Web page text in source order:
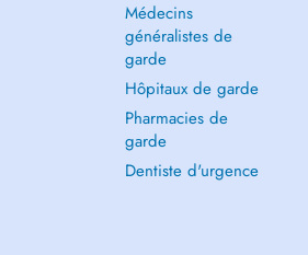
Médecins
généralistes de
garde
Hôpitaux de garde
Pharmacies de
garde
Dentiste d'urgence